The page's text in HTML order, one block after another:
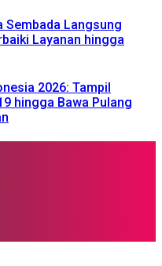
Sembada Langsung
Layanan hingga
2026: Tampil
hingga Bawa Pulang